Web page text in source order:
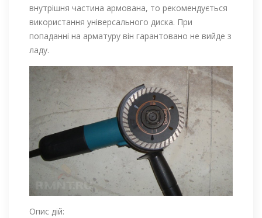
внутрішня частина армована, то рекомендується
використання універсального диска. При
попаданні на арматуру він гарантовано не вийде з
ладу.
Опис дій: